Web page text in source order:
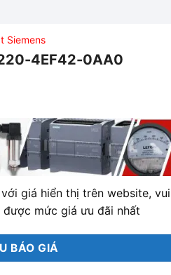
Siemens
4EF42-0AA0
giá hiển thị trên website,
được mức giá ưu đãi nhất
BÁO GIÁ